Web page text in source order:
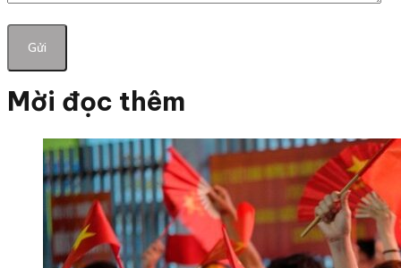
Mời đọc thêm